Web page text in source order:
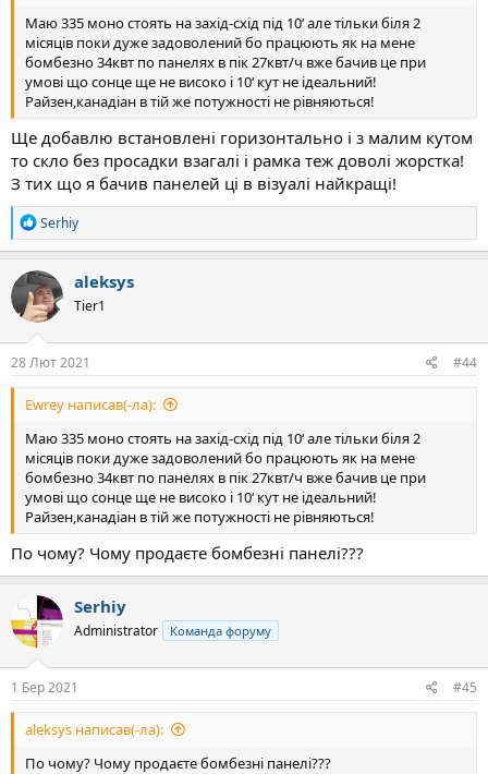
Маю 335 моно стоять на захід-схід під 10‘ але тільки біля 2
місяців поки дуже задоволений бо працюють як на мене
бомбезно 34квт по панелях в пік 27квт/ч вже бачив це при
умові що сонце ще не високо і 10‘ кут не ідеальний!
Райзен,канадіан в тій же потужності не рівняються!
Ще добавлю встановлені горизонтально і з малим кутом
то скло без просадки взагалі і рамка теж доволі жорстка!
З тих що я бачив панелей ці в візуалі найкращі!
Р
е
а
к
ц
і
ї
:
Serhiy
aleksys
Tier1
28 Лют 2021 #44
Ewrey написав(-ла):
Маю 335 моно стоять на захід-схід під 10‘ але тільки біля 2
місяців поки дуже задоволений бо працюють як на мене
бомбезно 34квт по панелях в пік 27квт/ч вже бачив це при
умові що сонце ще не високо і 10‘ кут не ідеальний!
Райзен,канадіан в тій же потужності не рівняються!
По чому? Чому продаєте бомбезні панелі???
Serhiy
Administrator Команда форуму
1 Бер 2021 #45
aleksys написав(-ла):
По чому? Чому продаєте бомбезні панелі???